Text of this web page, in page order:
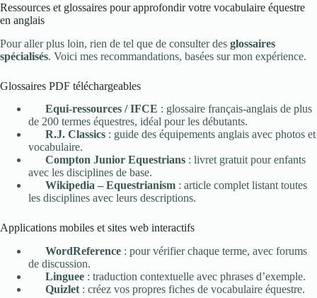
Ressources et glossaires pour approfondir votre vocabulaire équestre
en anglais
Pour aller plus loin, rien de tel que de consulter des glossaires
spécialisés. Voici mes recommandations, basées sur mon expérience.
Glossaires PDF téléchargeables
Equi-ressources / IFCE : glossaire français-anglais de plus
de 200 termes équestres, idéal pour les débutants.
R.J. Classics : guide des équipements anglais avec photos et
vocabulaire.
Compton Junior Equestrians : livret gratuit pour enfants
avec les disciplines de base.
Wikipedia – Equestrianism : article complet listant toutes
les disciplines avec leurs descriptions.
Applications mobiles et sites web interactifs
WordReference : pour vérifier chaque terme, avec forums
de discussion.
Linguee : traduction contextuelle avec phrases d’exemple.
Quizlet : créez vos propres fiches de vocabulaire équestre.